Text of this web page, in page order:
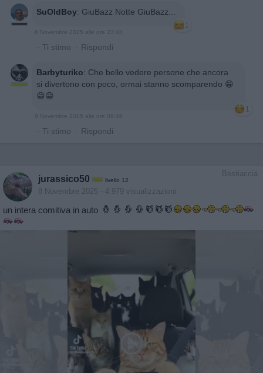
SuOldBoy: GiuBazz Notte GiuBazz...
1
8 Novembre 2025 alle ore 23:48
· Ti stimo · Rispondi
Barbyturiko: Che bello vedere persone che ancora
si divertono con poco, ormai stanno scomparendo 😁
😁😁
1
9 Novembre 2025 alle ore 09:46
· Ti stimo · Rispondi
Bestiaccia
jurassico50 livello 12
8 Novembre 2025 - 4.979 visualizzazioni
un intera comitiva in auto